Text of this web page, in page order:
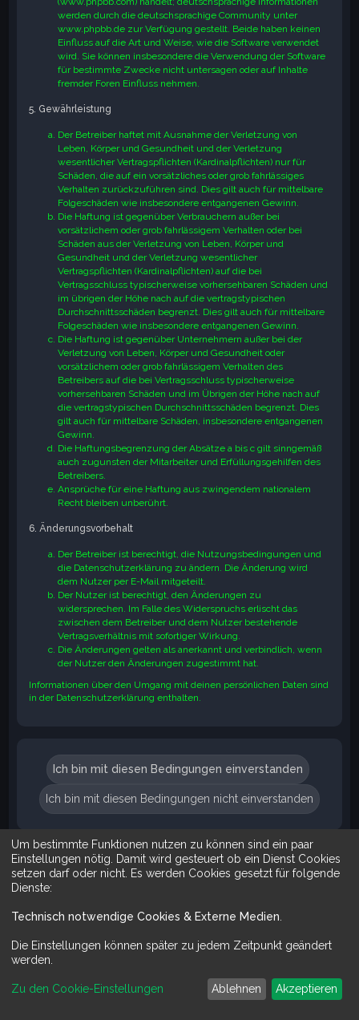
werden durch die deutschsprachige Community unter
www.phpbb.de zur Verfügung gestellt. Beide haben keinen
Einfluss auf die Art und Weise, wie die Software verwendet
wird. Sie können insbesondere die Verwendung der Software
für bestimmte Zwecke nicht untersagen oder auf Inhalte
fremder Foren Einfluss nehmen.
5. Gewährleistung
Der Betreiber haftet mit Ausnahme der Verletzung von
Leben, Körper und Gesundheit und der Verletzung
wesentlicher Vertragspflichten (Kardinalpflichten) nur für
Schäden, die auf ein vorsätzliches oder grob fahrlässiges
Verhalten zurückzuführen sind. Dies gilt auch für mittelbare
Folgeschäden wie insbesondere entgangenen Gewinn.
Die Haftung ist gegenüber Verbrauchern außer bei
vorsätzlichem oder grob fahrlässigem Verhalten oder bei
Schäden aus der Verletzung von Leben, Körper und
Gesundheit und der Verletzung wesentlicher
Vertragspflichten (Kardinalpflichten) auf die bei
Vertragsschluss typischerweise vorhersehbaren Schäden und
im übrigen der Höhe nach auf die vertragstypischen
Durchschnittsschäden begrenzt. Dies gilt auch für mittelbare
Folgeschäden wie insbesondere entgangenen Gewinn.
Die Haftung ist gegenüber Unternehmern außer bei der
Verletzung von Leben, Körper und Gesundheit oder
vorsätzlichem oder grob fahrlässigem Verhalten des
Betreibers auf die bei Vertragsschluss typischerweise
vorhersehbaren Schäden und im Übrigen der Höhe nach auf
die vertragstypischen Durchschnittsschäden begrenzt. Dies
gilt auch für mittelbare Schäden, insbesondere entgangenen
Gewinn.
Die Haftungsbegrenzung der Absätze a bis c gilt sinngemäß
auch zugunsten der Mitarbeiter und Erfüllungsgehilfen des
Betreibers.
Ansprüche für eine Haftung aus zwingendem nationalem
Recht bleiben unberührt.
6. Änderungsvorbehalt
Der Betreiber ist berechtigt, die Nutzungsbedingungen und
die Datenschutzerklärung zu ändern. Die Änderung wird
dem Nutzer per E-Mail mitgeteilt.
Der Nutzer ist berechtigt, den Änderungen zu
widersprechen. Im Falle des Widerspruchs erlischt das
zwischen dem Betreiber und dem Nutzer bestehende
Vertragsverhältnis mit sofortiger Wirkung.
Die Änderungen gelten als anerkannt und verbindlich, wenn
der Nutzer den Änderungen zugestimmt hat.
Informationen über den Umgang mit deinen persönlichen Daten sind
in der Datenschutzerklärung enthalten.
SucheErweiterte Suche
Mit Do It Yourself sparst du Geld und schaffst zugleich was dir
Powered byphpBB™
phpBB.de
Um bestimmte Funktionen nutzen zu können sind ein paar
Einstellungen nötig. Damit wird gesteuert ob ein Dienst Cookies
setzen darf oder nicht. Es werden Cookies gesetzt für folgende
Dienste:
Technisch notwendige Cookies & Externe Medien
Die Einstellungen können später zu jedem Zeitpunkt geändert
werden.
Zu den Cookie-Einstellungen Ablehnen Akzeptieren